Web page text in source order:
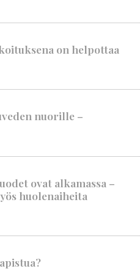
on helpottaa
nuorille –
ovat alkamassa –
huolenaiheita